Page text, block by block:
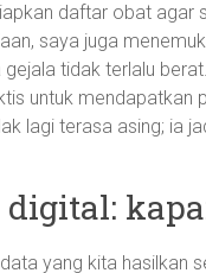
daftar obat agar
saya juga
tidak terlalu
untuk mendapatkan
lagi terasa asing; ia
yang kita hasilkan